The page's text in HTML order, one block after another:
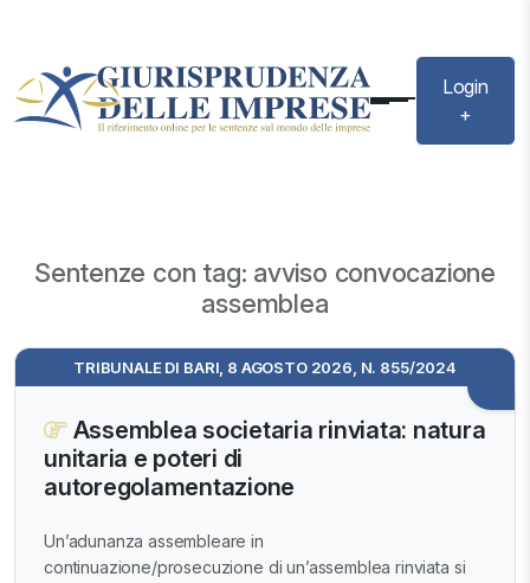
Login
+
Sentenze con tag: avviso convocazione
assemblea
TRIBUNALE DI BARI, 8 AGOSTO 2026, N. 855/2024
Assemblea societaria rinviata: natura
unitaria e poteri di
autoregolamentazione
Un’adunanza assembleare in
continuazione/prosecuzione di un’assemblea rinviata si